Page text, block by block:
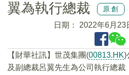
翼為執行總裁
原創
日期： 2022年6月23
【財華社訊】世茂集團(00813.HK)
及副總裁呂翼先生為公司執行總